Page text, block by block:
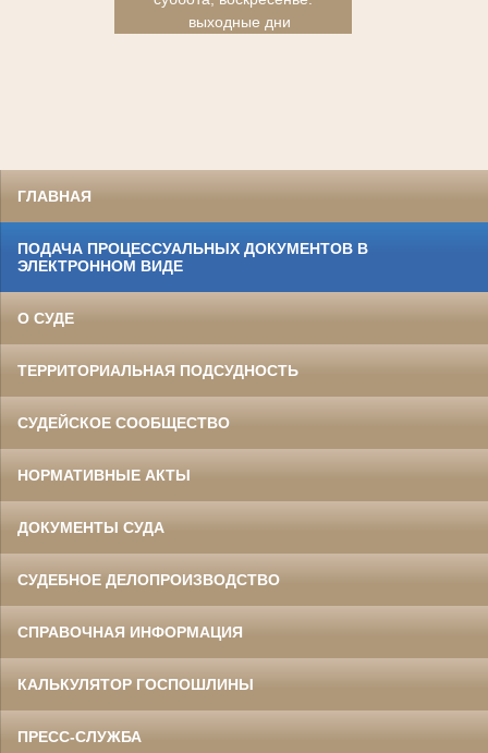
выходные дни
ГЛАВНАЯ
ПОДАЧА ПРОЦЕССУАЛЬНЫХ ДОКУМЕНТОВ В
ЭЛЕКТРОННОМ ВИДЕ
О СУДЕ
ТЕРРИТОРИАЛЬНАЯ ПОДСУДНОСТЬ
СУДЕЙСКОЕ СООБЩЕСТВО
НОРМАТИВНЫЕ АКТЫ
ДОКУМЕНТЫ СУДА
СУДЕБНОЕ ДЕЛОПРОИЗВОДСТВО
СПРАВОЧНАЯ ИНФОРМАЦИЯ
КАЛЬКУЛЯТОР ГОСПОШЛИНЫ
ПРЕСС-СЛУЖБА